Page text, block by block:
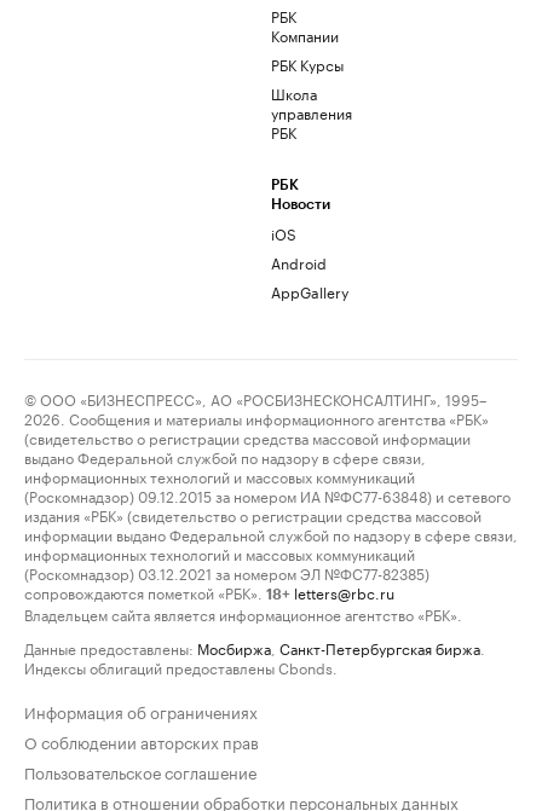
РБК
Компании
РБК Курсы
Школа
управления
РБК
РБК
Новости
iOS
Android
AppGallery
© ООО «БИЗНЕСПРЕСС», АО «РОСБИЗНЕСКОНСАЛТИНГ», 1995–
2026. Сообщения и материалы информационного агентства «РБК»
(свидетельство о регистрации средства массовой информации
выдано Федеральной службой по надзору в сфере связи,
информационных технологий и массовых коммуникаций
(Роскомнадзор) 09.12.2015 за номером ИА №ФС77-63848) и сетевого
издания «РБК» (свидетельство о регистрации средства массовой
информации выдано Федеральной службой по надзору в сфере связи,
информационных технологий и массовых коммуникаций
(Роскомнадзор) 03.12.2021 за номером ЭЛ №ФС77-82385)
сопровождаются пометкой «РБК».
18+ letters@rbc.ru
Владельцем сайта является информационное агентство «РБК».
Данные предоставлены: Мосбиржа Санкт-Петербургская биржа
Индексы облигаций предоставлены Cbonds.
Информация об ограничениях
О соблюдении авторских прав
Пользовательское соглашение
Политика в отношении обработки персональных данных